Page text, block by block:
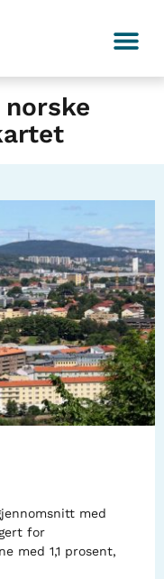
med
for
med 1,1 prosent,